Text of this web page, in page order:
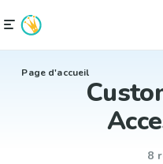
Page d'accueil
8